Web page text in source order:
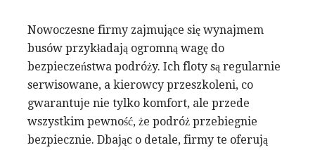
Nowoczesne firmy zajmujące się wynajmem
busów przykładają ogromną wagę do
bezpieczeństwa podróży. Ich floty są regularnie
serwisowane, a kierowcy przeszkoleni, co
gwarantuje nie tylko komfort, ale przede
wszystkim pewność, że podróż przebiegnie
bezpiecznie. Dbając o detale, firmy te oferują